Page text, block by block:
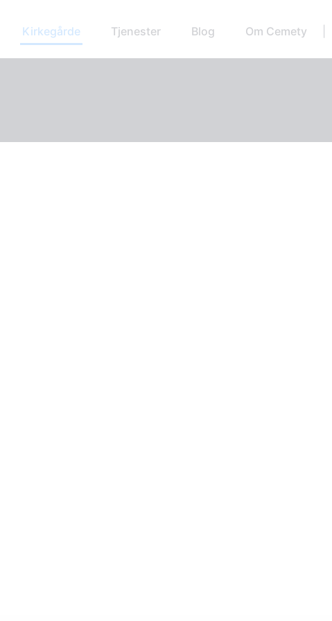
Kirkegårde Tjenester Blog Om Cemety